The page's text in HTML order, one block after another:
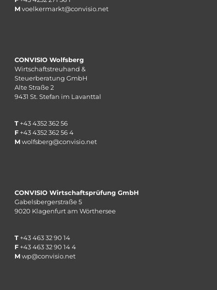
Mvoelkermarkt@convisio.net
CONVISIO Wolfsberg
Wirtschaftstreuhand &
Steuerberatung GmbH
Alte Straße 2
9431 St. Stefan im Lavanttal
T +43 4352 362 56
F +43 4352 362 56 4
Mwolfsberg@convisio.net
CONVISIO Wirtschaftsprüfung GmbH
Gabelsbergerstraße 5
9020 Klagenfurt am Wörthersee
T +43 463 32 90 14
F +43 463 32 90 14 4
Mwp@convisio.net